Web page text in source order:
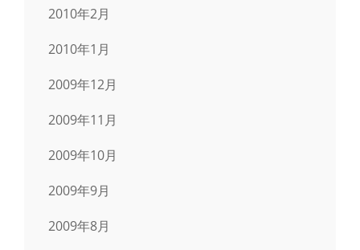
2010年2月
2010年1月
2009年12月
2009年11月
2009年10月
2009年9月
2009年8月